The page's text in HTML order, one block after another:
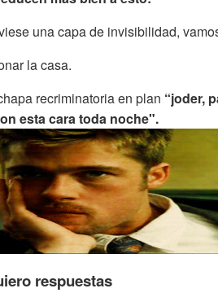
una capa de invisibilidad,
la casa.
recriminatoria en plan “joder,
esta cara toda noche".
respuestas